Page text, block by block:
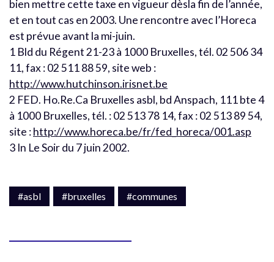
bien mettre cette taxe en vigueur dèsla fin de l’année,
et en tout cas en 2003. Une rencontre avec l’Horeca
est prévue avant la mi-juin.
1 Bld du Régent 21-23 à 1000 Bruxelles, tél. 02 506 34
11, fax : 02 511 88 59, site web :
http://www.hutchinson.irisnet.be
2 FED. Ho.Re.Ca Bruxelles asbl, bd Anspach, 111 bte 4
à 1000 Bruxelles, tél. : 02 513 78 14, fax : 02 513 89 54,
site :http://www.horeca.be/fr/fed_horeca/001.asp
3 In Le Soir du 7 juin 2002.
#asbl #bruxelles #communes